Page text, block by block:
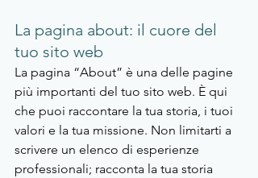
La pagina about: il cuore del
tuo sito web
La pagina “About” è una delle pagine
più importanti del tuo sito web. È qui
che puoi raccontare la tua storia, i tuoi
valori e la tua missione. Non limitarti a
scrivere un elenco di esperienze
professionali; racconta la tua storia